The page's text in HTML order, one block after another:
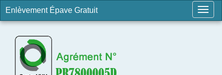
Enlèvement Épave Gratuit